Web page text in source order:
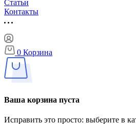
Статьи
Контакты
0 Корзина
Ваша корзина пуста
Исправить это просто: выберите в